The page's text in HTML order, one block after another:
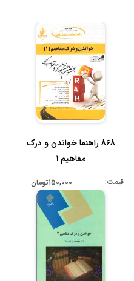
868 راهنما خواندن و درک
مفاهیم 1
قیمت: 150,000تومان